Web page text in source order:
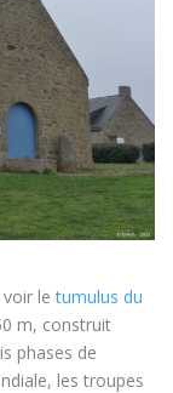
voir letumulus du
m, construit
phases de
les troupes